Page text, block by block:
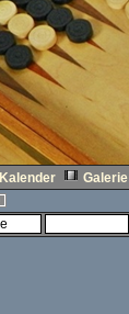
Kalender Galerie